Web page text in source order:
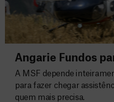
Angarie Fundos
A MSF depende
para fazer chegar
quem mais precisa.